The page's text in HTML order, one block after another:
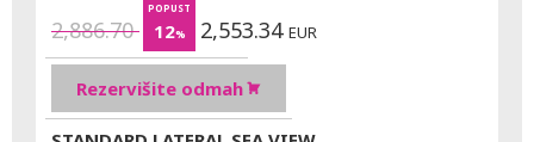
2,886.70
POPUST
12% 2,553.34 EUR
Rezervišite odmah